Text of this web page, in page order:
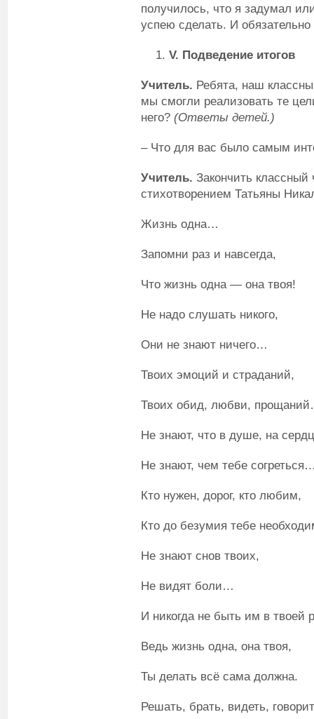
получилось, что я задумал
успею сделать. И
V. Подведение итогов
Учитель. Ребята, наш
мы смогли реализовать те
него? (Ответы детей.)
– Что для вас было самым
Учитель. Закончить
стихотворением Татьяны
Жизнь одна…
Запомни раз и навсегда,
Что жизнь одна — она твоя!
Не надо слушать никого,
Они не знают ничего…
Твоих эмоций и страданий,
Твоих обид, любви,
Не знают, что в душе, на
Не знают, чем тебе
Кто нужен, дорог, кто любим,
Кто до безумия тебе
Не знают снов твоих,
Не видят боли…
И никогда не быть им в твоей
Ведь жизнь одна, она твоя,
Ты делать всё сама должна.
Решать, брать, видеть,